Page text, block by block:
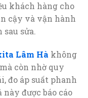
khách hàng cho
cậy và vận hành
sửa.
Lâm Hà không
còn nhờ quy
đo áp suất phanh
được báo cáo